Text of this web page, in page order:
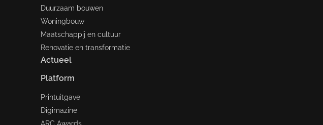
Duurzaam bouwen
Woningbouw
Maatschappij en cultuur
Renovatie en transformatie
Actueel
Platform
Printuitgave
Digimazine